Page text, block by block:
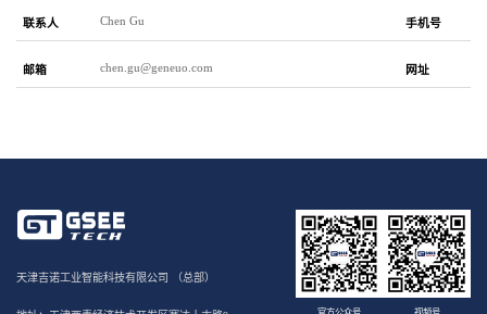
联系人 Chen Gu 手机号
邮箱 chen.gu@geneuo.com 网址
天津吉诺工业智能科技有限公司 （总部）